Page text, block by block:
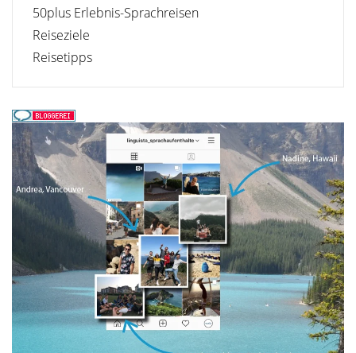
50plus Erlebnis-Sprachreisen
Reiseziele
Reisetipps